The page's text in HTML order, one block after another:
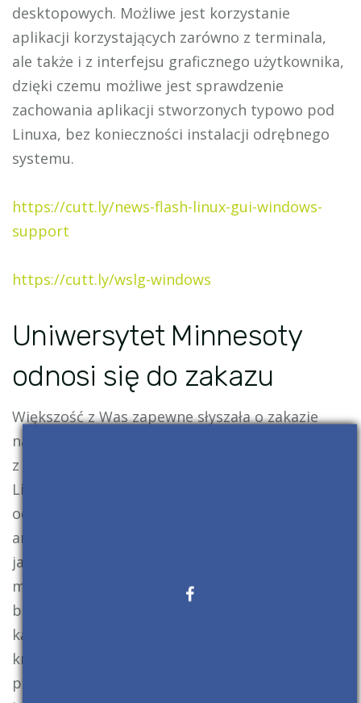
desktopowych. Możliwe jest korzystanie
aplikacji korzystających zarówno z terminala,
ale także i z interfejsu graficznego użytkownika,
dzięki czemu możliwe jest sprawdzenie
zachowania aplikacji stworzonych typowo pod
Linuxa, bez konieczności instalacji odrębnego
systemu.
https://cutt.ly/news-flash-linux-gui-windows-
support
https://cutt.ly/wslg-windows
Uniwersytet Minnesoty
odnosi się do zakazu
Większość z Was zapewne słyszała o zakazie
nałożonym na Uniwersytet Minnesoty w związku
z umyślnym wprowadzaniem błędów do jądra
Linuxa. Po tygodniu władze uniwersytetu
odniosły się do niego, zapewniając, że dogłębnie
analizują sytuację, jednocześnie wstrzymując
jakiekolwiek prace związane z tą gałęzią. Jak
możemy wyczytać z ich oświadczenia, metoda
badań i nauk zostanie sprawdzona pod każdym
kątem, a także zostaną powzięte odpowiednie
kroki aby zapobiec podobnej sytuacji w
przyszłości. Władze uniwersytetu będą